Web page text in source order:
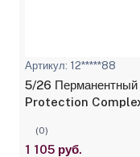
Артикул: 12*****88
5/26 Перманентный
Protection
(0)
1 105 руб.